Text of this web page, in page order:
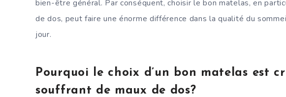
bien-être général. Par conséquent, choisir le bon matelas, en
de dos, peut faire une énorme différence dans la qualité du
jour.
Pourquoi le choix d’un bon matelas est
souffrant de maux de dos?